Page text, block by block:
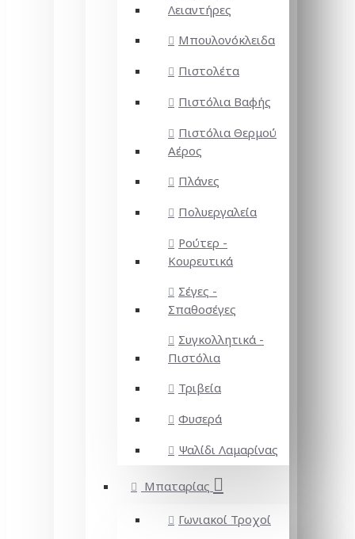
Λειαντήρες
Μπουλονόκλειδα
Πιστολέτα
Πιστόλια Βαφής
Πιστόλια Θερμού
Αέρος
Πλάνες
Πολυεργαλεία
Ρούτερ -
Κουρευτικά
Σέγες -
Σπαθοσέγες
Συγκολλητικά -
Πιστόλια
Τριβεία
Φυσερά
Ψαλίδι Λαμαρίνας
Μπαταρίας
Γωνιακοί Τροχοί